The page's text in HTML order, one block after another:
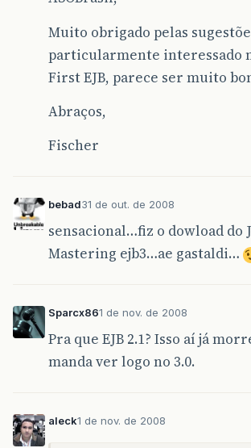
Muito obrigado pelas
particularmente interessado
First EJB, parece ser muito
Abraços,
Fischer
bebad31 de out. de 2008
sensacional…fiz o dowload do
Mastering ejb3…ae gastaldi…
Sparcx861 de nov. de 2008
Pra que EJB 2.1? Isso aí já
manda ver logo no 3.0.
aleck1 de nov. de 2008